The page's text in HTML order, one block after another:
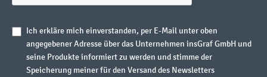
Ich erkläre mich einverstanden, per E-Mail unter oben
angegebener Adresse über das Unternehmen insGraf GmbH und
seine Produkte informiert zu werden und stimme der
Speicherung meiner für den Versand des Newsletters